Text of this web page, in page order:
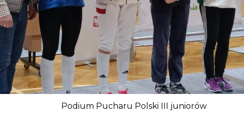
Podium Pucharu Polski III juniorów